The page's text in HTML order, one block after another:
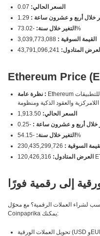
السعر الحالي:
خلال أربع و عشرون ساعة :
التغير خلال سنة: -73.02%
القيمة السوقية :
العرض المتادول:
Ethereum Price
نظرة عامة : Ethereum هي ثاني أكبر عملة رقمية، وهي الأساس للتطبيقات
السعر الحالي:
خلال أربع و عشرون ساعة :
التغير خلال سنة: -54.15%
السوقية :
العرض المتادول:
إلى رقمية فورًا
لشراء العملات الرقمية؟ مع محوّل
Coinpaprika يمكنك: